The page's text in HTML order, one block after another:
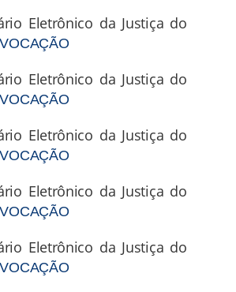
Eletrônico da Justiça do
Eletrônico da Justiça do
Eletrônico da Justiça do
Eletrônico da Justiça do
Eletrônico da Justiça do